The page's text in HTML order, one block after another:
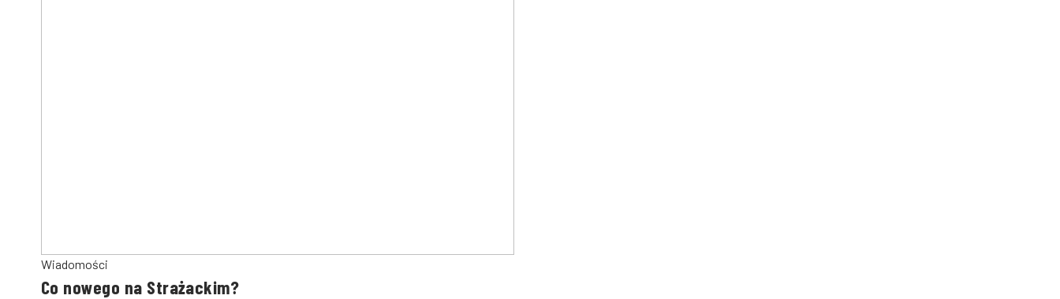
Wiadomości
Co nowego na Strażackim?